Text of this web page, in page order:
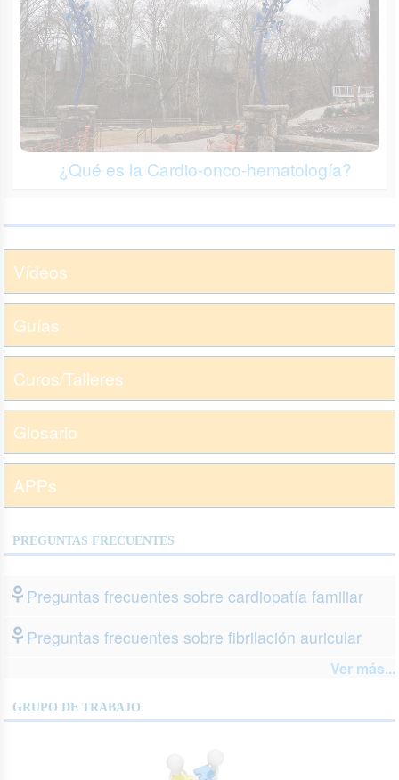
¿Qué es la Cardio-onco-hematología?
Vídeos
Guías
Curos/Talleres
Glosario
APPs
PREGUNTAS FRECUENTES
Preguntas frecuentes sobre cardiopatía familiar
Preguntas frecuentes sobre fibrilación auricular
Ver más...
GRUPO DE TRABAJO